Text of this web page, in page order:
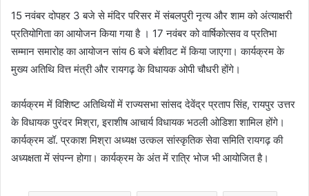
15 नवंबर दोपहर 3 बजे से मंदिर परिसर में संबलपुरी नृत्य और शाम को अंत्याक्षरी
प्रतियोगिता का आयोजन किया गया है । 17 नवंबर को वार्षिकोत्सव व प्रतिभा
सम्मान समारोह का आयोजन सांय 6 बजेबंशीवट में किया जाएगा। कार्यक्रम के
मुख्य अतिथि वित्त मंत्री और रायगढ़ के विधायक ओपी चौधरी होंगे।
कार्यक्रम में विशिष्ट अतिथियों में राज्यसभा सांसद देवेंद्र प्रताप सिंह, रायपुर उत्तर
के विधायक पुरंदर मिश्रा, इराशीष आचार्य विधायक भठली ओडिशा शामिल होंगे।
कार्यक्रम डॉ. प्रकाश मिश्रा अध्यक्ष उत्कल सांस्कृतिक सेवा समिति रायगढ़ की
अध्यक्षता में संपन्न होगा। कार्यक्रम के अंत में रात्रि भोज भी आयोजित है।